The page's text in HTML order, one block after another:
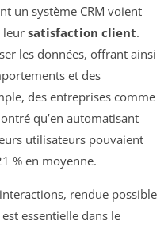
un système CRM voient
leur satisfaction client.
les données, offrant ainsi
et des
des entreprises comme
qu’en automatisant
utilisateurs pouvaient
% en moyenne.
rendue possible
essentielle dans le